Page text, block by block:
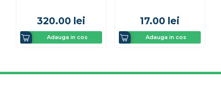
320.00 lei
Adauga in cos
17.00 lei
Adauga in cos